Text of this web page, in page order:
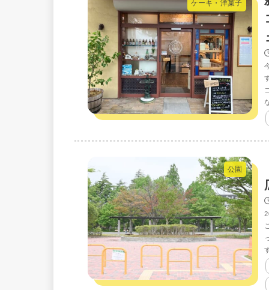
ケーキ・洋菓子
公園